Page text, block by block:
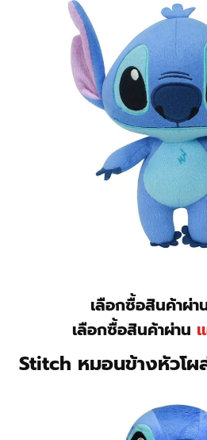
เลือกซื้อสินค้าผ่า
เลือกซื้อสินค้าผ่าน
Stitch หมอนข้างหัวโผ